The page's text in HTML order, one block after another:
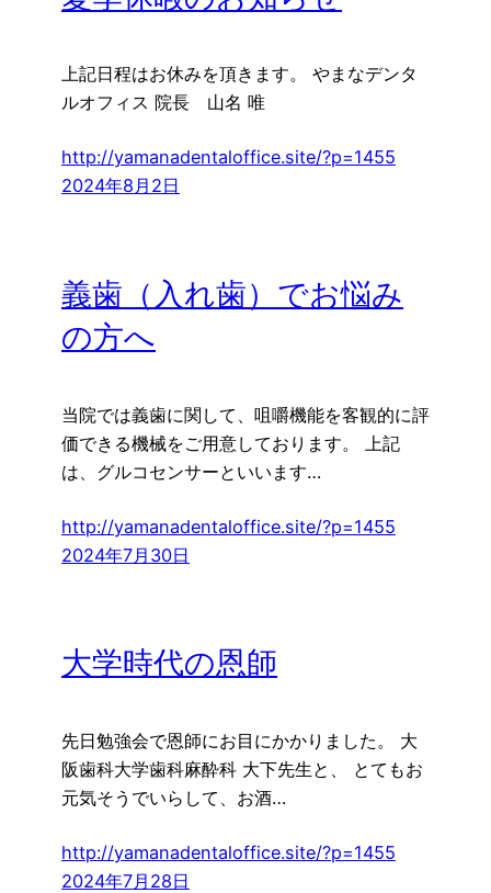
上記日程はお休みを頂きます。 やまなデンタ
ルオフィス 院長 山名 唯
http://yamanadentaloffice.site/?p=1455
2024年8月2日
義歯（入れ歯）でお悩み
の方へ
当院では義歯に関して、咀嚼機能を客観的に評
価できる機械をご用意しております。 上記
は、グルコセンサーといいます…
http://yamanadentaloffice.site/?p=1455
2024年7月30日
大学時代の恩師
先日勉強会で恩師にお目にかかりました。 大
阪歯科大学歯科麻酔科 大下先生と、 とてもお
元気そうでいらして、お酒…
http://yamanadentaloffice.site/?p=1455
2024年7月28日